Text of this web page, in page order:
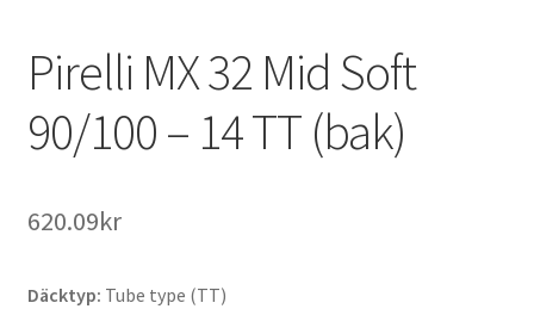
Pirelli MX 32 Mid Soft
90/100 – 14 TT (bak)
620.09kr
Däcktyp: Tube type (TT)